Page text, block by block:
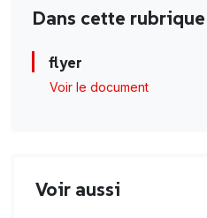
Dans cette rubrique
flyer
Voir le document
Voir aussi